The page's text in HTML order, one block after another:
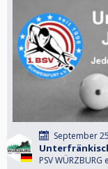
September
PSV WÜRZBURG